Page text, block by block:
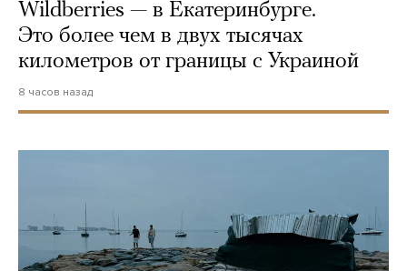
Wildberries — в Екатеринбурге.
Это более чем в двух тысячах
километров от границы с Украиной
8 часов назад